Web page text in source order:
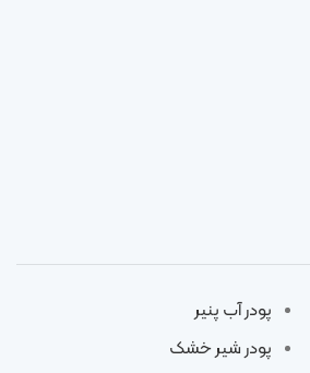
پودر آب پنیر
پودر شیر خشک